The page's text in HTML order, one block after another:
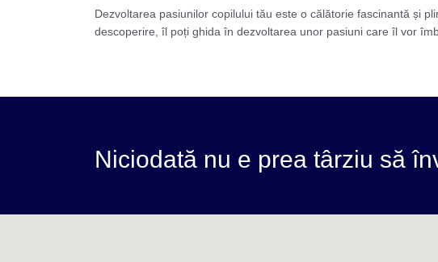
Dezvoltarea pasiunilor copilului tău este o călătorie fascinantă și
descoperire, îl poți ghida în dezvoltarea unor pasiuni care îl vor
Niciodată nu e prea târziu să